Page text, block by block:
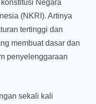
Negara
(NKRI). Artinya
tertinggi dan
membuat dasar dan
penyelenggaraan
sekali kali